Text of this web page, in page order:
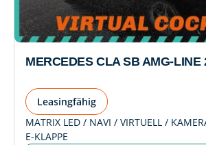
MERCEDES CLA SB AMG-LINE
Leasingfähig
MATRIX LED / NAVI / VIRTUELL /
E-KLAPPE